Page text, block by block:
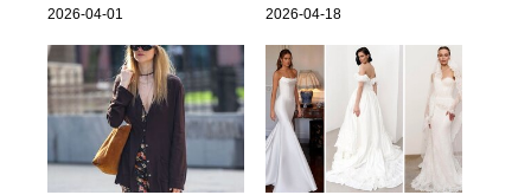
2026-04-01
2026-04-18